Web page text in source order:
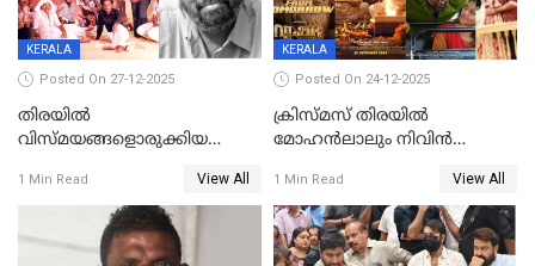
KERALA
Posted On 27-12-2025
തിരയിൽ
വിസ്മയങ്ങളൊരുക്കിയ
ശേഖര്‍ അന്തരിച്ചു
1 Min Read View All
KERALA
Posted On 24-12-2025
ക്രിസ്മസ് തിരയിൽ
മോഹൻലാലും നിവിൻ
ഷെയ്‌നും; 200 കോടി
മുടക്കിയെത്തുന്ന
വൃഷഭയുൾപ്പെടെ കാണാം
1 Min Read View All